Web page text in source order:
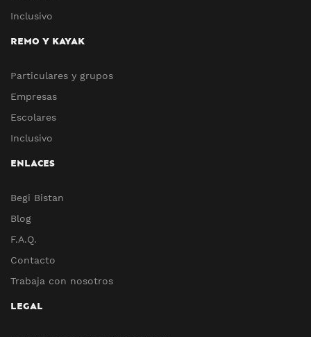
Inclusivo
REMO Y KAYAK
Particulares y grupos
Empresas
Escolares
Inclusivo
ENLACES
Begi Bistan
Blog
F.A.Q.
Contacto
Trabaja con nosotros
LEGAL